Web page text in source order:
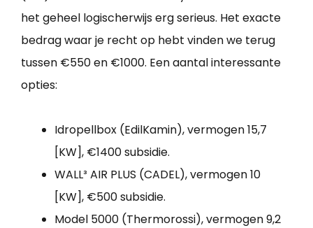
het geheel logischerwijs erg serieus. Het exacte
bedrag waar je recht op hebt vinden we terug
tussen €550 en €1000. Een aantal interessante
opties:
Idropellbox (EdilKamin), vermogen 15,7
[KW], €1400 subsidie.
WALL³ AIR PLUS (CADEL), vermogen 10
[KW], €500 subsidie.
Model 5000 (Thermorossi), vermogen 9,2